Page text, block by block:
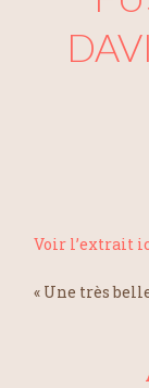
Voir l’extrait
« Une très